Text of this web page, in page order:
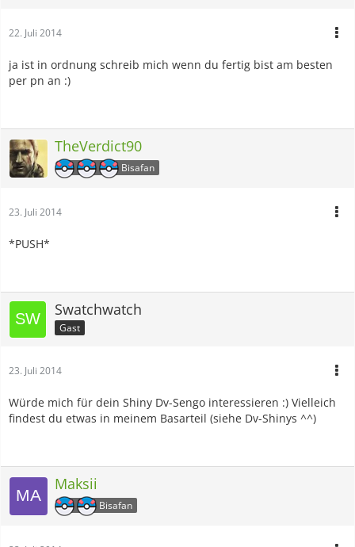
22. Juli 2014
ja ist in ordnung schreib mich wenn du fertig bist am besten
per pn an :)
TheVerdict90
Bisafan
23. Juli 2014
*PUSH*
Swatchwatch
Gast
23. Juli 2014
Würde mich für dein Shiny Dv-Sengo interessieren :) Vielleich
findest du etwas in meinem Basarteil (siehe Dv-Shinys ^^)
Maksii
Bisafan